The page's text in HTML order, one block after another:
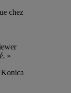
chez
»